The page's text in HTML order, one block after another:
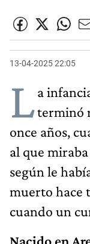
13-04-2025 22:05
La
terminó
once años,
al que
según le
muerto hace
cuando un
Nacido en